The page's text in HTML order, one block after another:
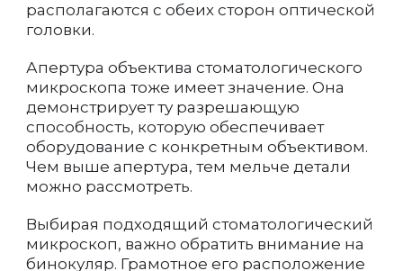
располагаются с обеих сторон оптической
головки.
Апертура объектива стоматологического
микроскопа тоже имеет значение. Она
демонстрирует ту разрешающую
способность, которую обеспечивает
оборудование с конкретным объективом.
Чем выше апертура, тем мельче детали
можно рассмотреть.
Выбирая подходящий стоматологический
микроскоп, важно обратить внимание на
бинокуляр. Грамотное его расположение